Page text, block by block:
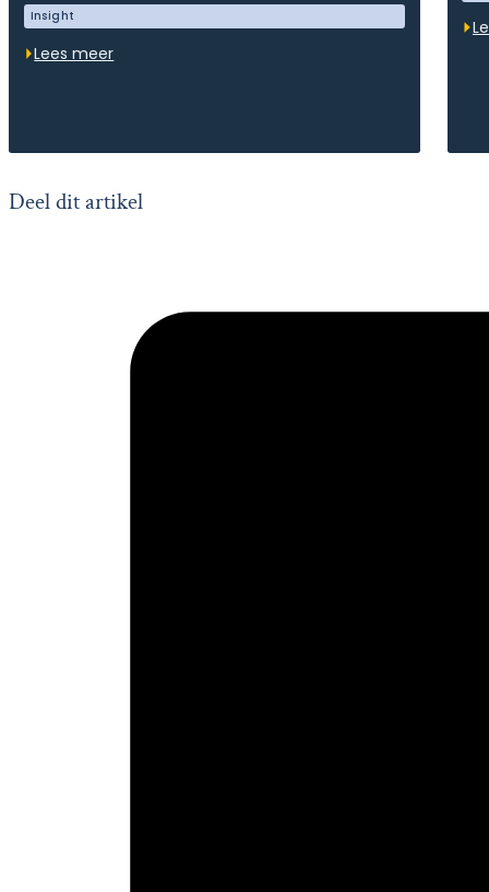
Insight
Lees meer
Deel dit artikel